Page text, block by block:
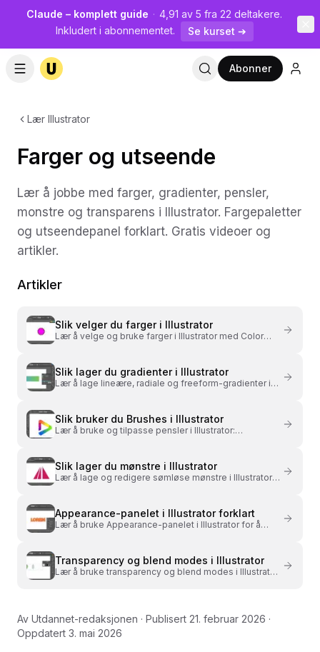
Claude – komplett guide · 4,91 av 5 fra 22 deltakere.
Inkludert i abonnementet.
Se kurset ➔
Abonner
Lær Illustrator
Farger og utseende
Lær å jobbe med farger, gradienter, pensler,
monstre og transparens i Illustrator. Fargepaletter
og utseendepanel forklart. Gratis videoer og
artikler.
Artikler
Slik velger du farger i Illustrator
Lær å velge og bruke farger i Illustrator med Color
Slik lager du gradienter i Illustrator
Lær å lage lineære, radiale og freeform-gradienter i
Slik bruker du Brushes i Illustrator
Lær å bruke og tilpasse pensler i Illustrator:
Slik lager du mønstre i Illustrator
Lær å lage og redigere sømløse mønstre i Illustrator
Appearance-panelet i Illustrator forklart
Lær å bruke Appearance-panelet i Illustrator for å
Transparency og blend modes i Illustrator
Lær å bruke transparency og blend modes i Illustrator
Av Utdannet-redaksjonen · Publisert 21. februar 2026 ·
Oppdatert 3. mai 2026